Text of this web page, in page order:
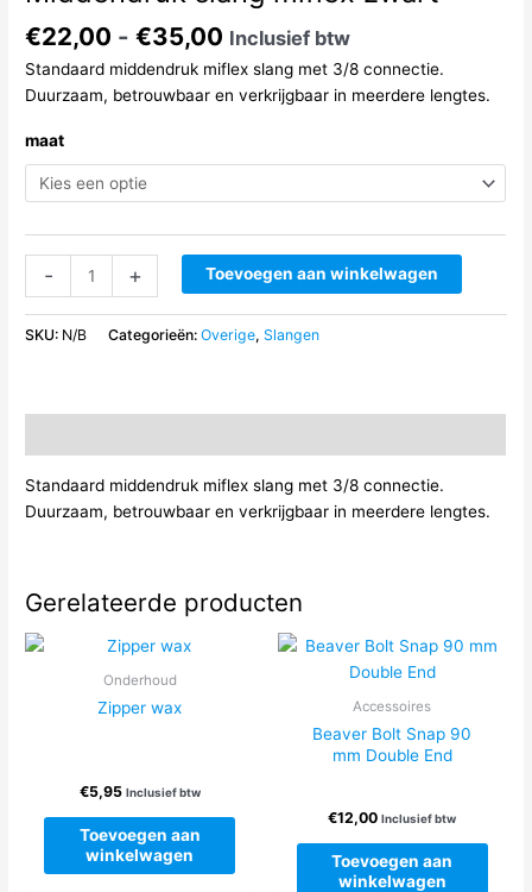
€22,00 - €35,00 Prijsklasse:
€22,00
tot
€35,00
Inclusief btw
Standaard middendruk miflex slang met 3/8 connectie.
Duurzaam, betrouwbaar en verkrijgbaar in meerdere lengtes.
maat
-
Middendruk
slang
miflex
zwart
+ Toevoegen aan winkelwagen
SKU: N/B Categorieën:Overige,Slangen
Standaard middendruk miflex slang met 3/8 connectie.
Duurzaam, betrouwbaar en verkrijgbaar in meerdere lengtes.
Gerelateerde producten
Onderhoud
Zipper wax
€5,95 Inclusief btw
Toevoegen aan
winkelwagen
Accessoires
Beaver Bolt Snap 90
mm Double End
€12,00 Inclusief btw
Toevoegen aan
winkelwagen